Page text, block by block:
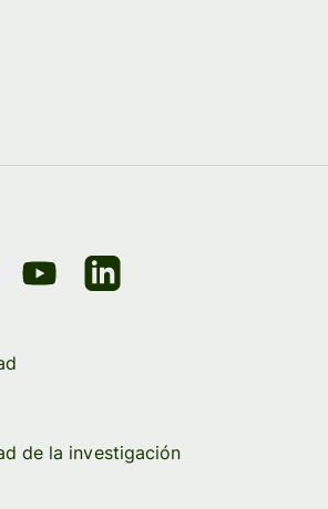
de la investigación